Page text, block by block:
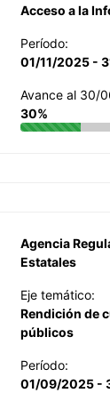
Acceso a la
Período:
01/11/2025 -
Avance al 30/
30%
Agencia
Estatales
Eje temático:
Rendición de
públicos
Período:
01/09/2025 -